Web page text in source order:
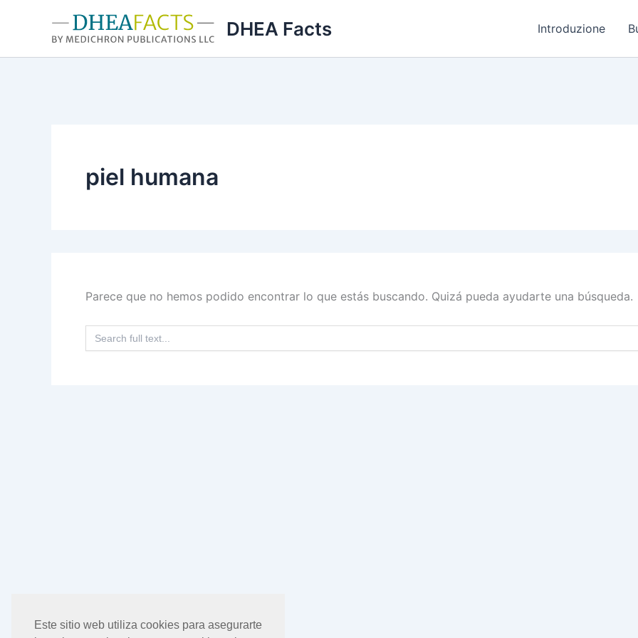
Este sitio web utiliza cookies para asegurarte
contenido
DHEA Facts Introduzione
piel humana
Parece que no hemos podido encontrar lo que estás buscando. Quizá pueda ayudarte una búsqueda.
Buscar: